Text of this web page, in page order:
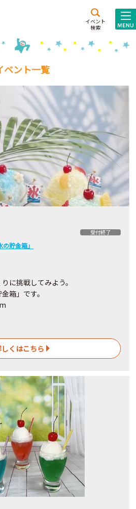
イベント
検索
西新井
施設･
ベント一覧
受付終了
貯金箱」
に挑戦してみよう。
箱」です。
くはこちら